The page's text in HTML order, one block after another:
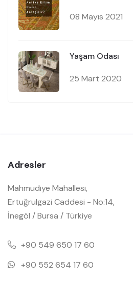
08 Mayıs 2021
Yaşam Odası
25 Mart 2020
Adresler
Mahmudiye Mahallesi,
Ertuğrulgazi Caddesi - No:14,
İnegöl / Bursa / Türkiye
+90 549 650 17 60
+90 552 654 17 60